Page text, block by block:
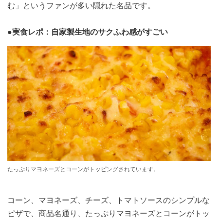
む」というファンが多い隠れた名品です。
●実食レポ：自家製生地のサクふわ感がすごい
たっぷりマヨネーズとコーンがトッピングされています。
コーン、マヨネーズ、チーズ、トマトソースのシンプルな
ピザで、商品名通り、たっぷりマヨネーズとコーンがトッ